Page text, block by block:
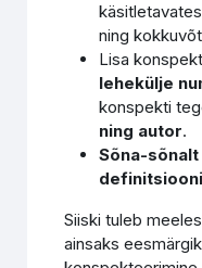
ning
Lisa
lehekülje
konspekti
ning autor.
Sõna-
Siiski tuleb
ainsaks